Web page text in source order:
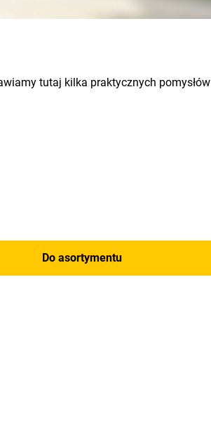
tutaj kilka praktycznych pomysłów
Do asortymentu